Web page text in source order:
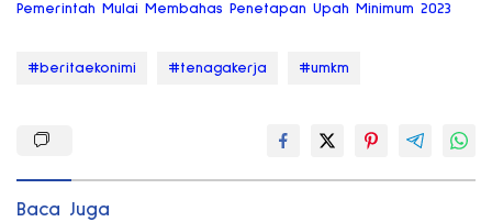
Pemerintah Mulai Membahas Penetapan Upah Minimum 2023
#beritaekonimi #tenagakerja #umkm
Baca Juga